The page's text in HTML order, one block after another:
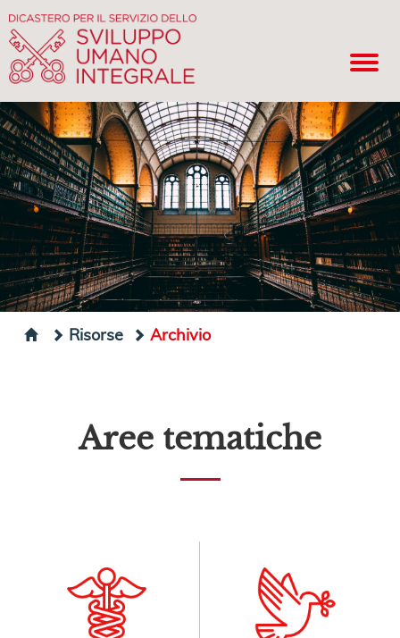
Risorse Archivio
Aree tematiche